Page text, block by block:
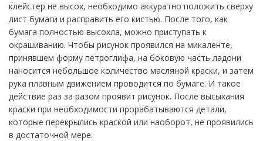
клейстер не высох, необходимо аккуратно положить сверху
лист бумаги и расправить его кистью. После того, как
бумага полностью высохла, можно приступать к
окрашиванию. Чтобы рисунок проявился на микаленте,
принявшем форму петроглифа, на боковую часть ладони
наносится небольшое количество масляной краски, и затем
рука плавным движением проводится по бумаге. И такое
действие раз за разом проявит рисунок. После высыхания
краски при необходимости прорабатываются детали,
которые перекрылись краской или наоборот, не проявились
в достаточной мере.